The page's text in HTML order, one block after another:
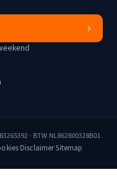
· BTW NL862800328B01
·Disclaimer·Sitemap